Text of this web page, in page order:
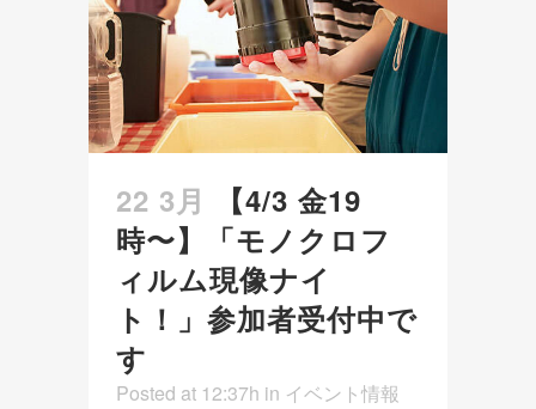
22 3月
【4/3 金19
時〜】「モノクロフ
ィルム現像ナイ
ト！」参加者受付中で
す
Posted at 12:37h in イベント情報